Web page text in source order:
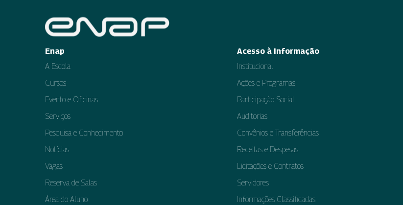
Enap
A Escola
Cursos
Evento e Oficinas
Serviços
Pesquisa e Conhecimento
Notícias
Vagas
Reserva de Salas
Área do Aluno
Acesso à Informação
Institucional
Ações e Programas
Participação Social
Auditorias
Convênios e Transferências
Receitas e Despesas
Licitações e Contratos
Servidores
Informações Classificadas